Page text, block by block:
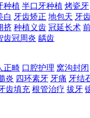
种植 半口牙种植 烤瓷牙
白 牙齿矫正 地包天 牙
挤 种植义齿 冠延长术
齿冠周炎 龋齿
正畸 口腔护理 窝沟封闭
炎 四环素牙 牙痛 牙结
齿填充 根管治疗 拔牙